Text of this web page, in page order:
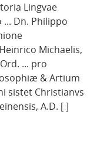
Lingvae
Dn. Philippo
Michaelis,
... pro
& Artium
sistet Christianvs
A.D. [ ]